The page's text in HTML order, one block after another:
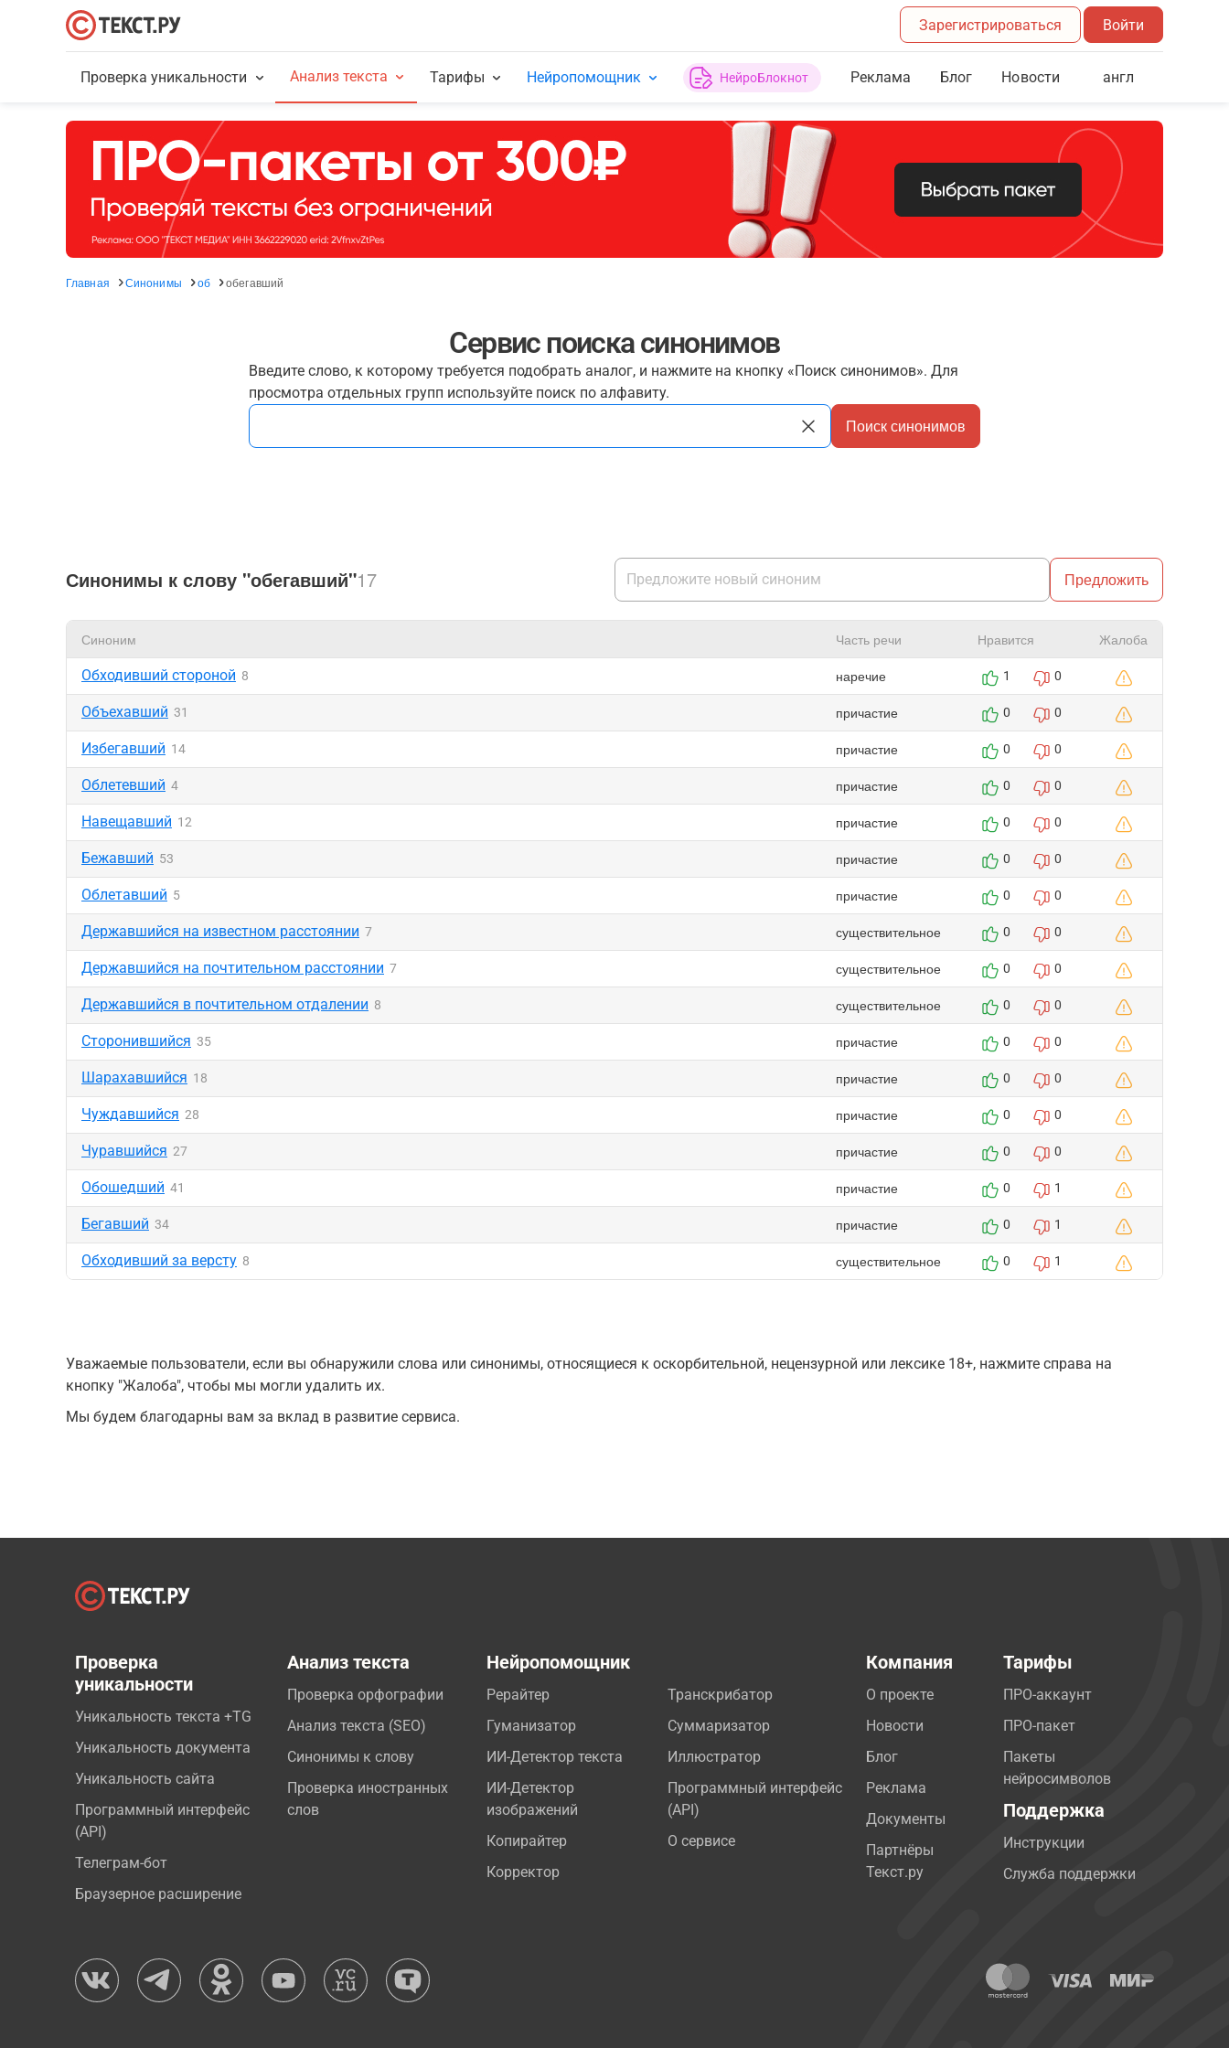
Зарегистрироваться Войти
Проверка уникальности Анализ текста Тарифы Нейропомощник НейроБлокнот Реклама Блог Новости англ
Главная Синонимы об обегавший
Сервис поиска синонимов
Введите слово, к которому требуется подобрать аналог, и нажмите на кнопку «Поиск синонимов». Для
просмотра отдельных групп используйте поиск по алфавиту.
Поиск синонимов
Синонимы к слову "обегавший"17 Предложить
Синоним Часть речи Нравится Жалоба
Обходивший стороной 8 наречие 1 0
Объехавший 31 причастие 0 0
Избегавший 14 причастие 0 0
Облетевший 4 причастие 0 0
Навещавший 12 причастие 0 0
Бежавший 53 причастие 0 0
Облетавший 5 причастие 0 0
Державшийся на известном расстоянии 7 существительное 0 0
Державшийся на почтительном расстоянии 7 существительное 0 0
Державшийся в почтительном отдалении 8 существительное 0 0
Сторонившийся 35 причастие 0 0
Шарахавшийся 18 причастие 0 0
Чуждавшийся 28 причастие 0 0
Чуравшийся 27 причастие 0 0
Обошедший 41 причастие 0 1
Бегавший 34 причастие 0 1
Обходивший за версту 8 существительное 0 1
Уважаемые пользователи, если вы обнаружили слова или синонимы, относящиеся к оскорбительной, нецензурной или лексике 18+, нажмите справа на
кнопку "Жалоба", чтобы мы могли удалить их.
Мы будем благодарны вам за вклад в развитие сервиса.
Проверка
уникальности
Уникальность текста +TG
Уникальность документа
Уникальность сайта
Программный интерфейс
(API)
Телеграм-бот
Браузерное расширение
Анализ текста
Проверка орфографии
Анализ текста (SEO)
Синонимы к слову
Проверка иностранных
слов
Нейропомощник
Рерайтер
Гуманизатор
ИИ-Детектор текста
ИИ-Детектор
изображений
Копирайтер
Корректор
Транскрибатор
Суммаризатор
Иллюстратор
Программный интерфейс
(API)
О сервисе
Компания
О проекте
Новости
Блог
Реклама
Документы
Партнёры
Текст.ру
Тарифы
ПРО-аккаунт
ПРО-пакет
Пакеты
нейросимволов
Поддержка
Инструкции
Служба поддержки